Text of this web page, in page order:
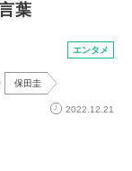
葉
エンタメ
保田圭
2022.12.21